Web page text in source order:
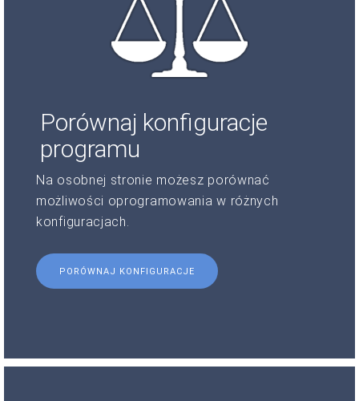
Porównaj konfiguracje
programu
Na osobnej stronie możesz porównać
możliwości oprogramowania w różnych
konfiguracjach.
PORÓWNAJ KONFIGURACJE